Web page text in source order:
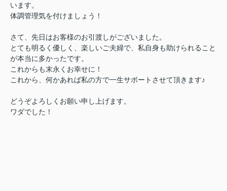
います。
体調管理気を付けましょう！
さて、先日はお客様のお引渡しがございました。
とても明るく優しく、楽しいご夫婦で、私自身も助けられること
が本当に多かったです。
これからも末永くお幸せに！
これから、何かあれば私の方で一生サポートさせて頂きます♪
どうぞよろしくお願い申し上げます。
ワダでした！